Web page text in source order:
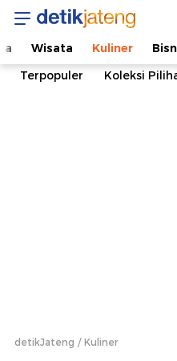
Wisata Kuliner
Terpopuler
Koleksi
detikJateng Kuliner